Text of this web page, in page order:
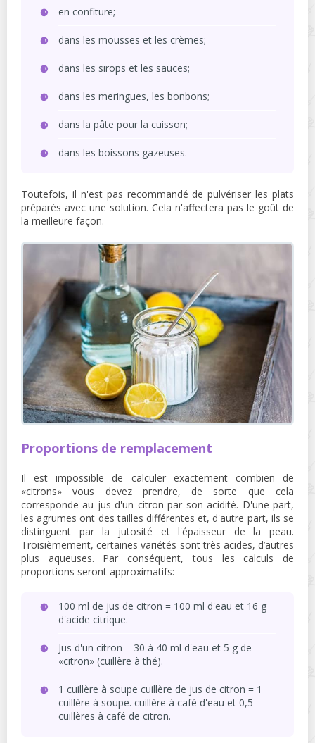
en confiture;
dans les mousses et les crèmes;
dans les sirops et les sauces;
dans les meringues, les bonbons;
dans la pâte pour la cuisson;
dans les boissons gazeuses.
Toutefois, il n'est pas recommandé de pulvériser les plats
préparés avec une solution. Cela n'affectera pas le goût de
la meilleure façon.
Proportions de remplacement
Il est impossible de calculer exactement combien de
«citrons» vous devez prendre, de sorte que cela
corresponde au jus d'un citron par son acidité. D'une part,
les agrumes ont des tailles différentes et, d'autre part, ils se
distinguent par la jutosité et l'épaisseur de la peau.
Troisièmement, certaines variétés sont très acides, d’autres
plus aqueuses. Par conséquent, tous les calculs de
proportions seront approximatifs:
100 ml de jus de citron = 100 ml d'eau et 16 g
d'acide citrique.
Jus d'un citron = 30 à 40 ml d'eau et 5 g de
«citron» (cuillère à thé).
1 cuillère à soupe cuillère de jus de citron = 1
cuillère à soupe. cuillère à café d'eau et 0,5
cuillères à café de citron.